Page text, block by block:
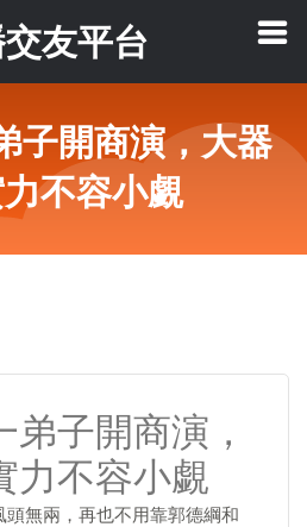
友平台
子開商演，大器
不容小覷
子開商演，
力不容小覷
無兩，再也不用靠郭德綱和